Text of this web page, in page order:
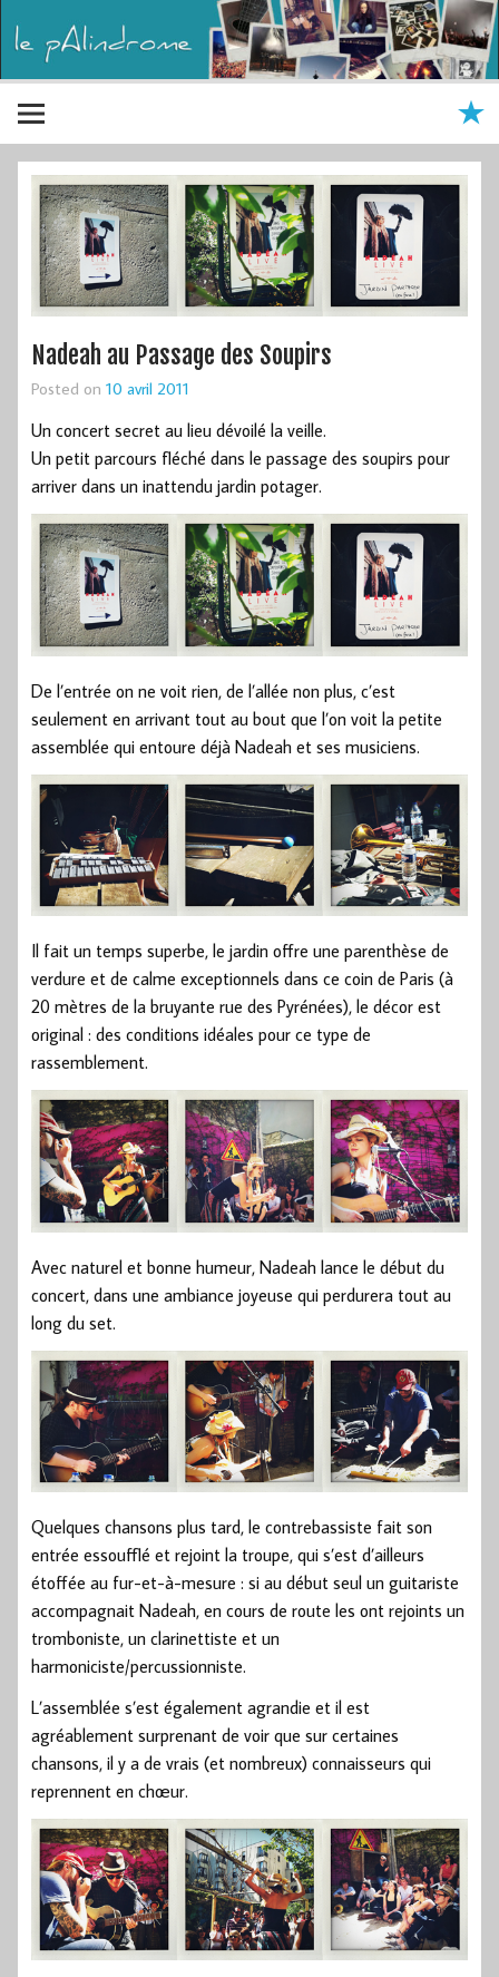
Nadeah au Passage des Soupirs
Posted on 10 avril 2011
Un concert secret au lieu dévoilé la veille.
Un petit parcours fléché dans le passage des soupirs pour
arriver dans un inattendu jardin potager.
De l’entrée on ne voit rien, de l’allée non plus, c’est
seulement en arrivant tout au bout que l’on voit la petite
assemblée qui entoure déjà Nadeah et ses musiciens.
Il fait un temps superbe, le jardin offre une parenthèse de
verdure et de calme exceptionnels dans ce coin de Paris (à
20 mètres de la bruyante rue des Pyrénées), le décor est
original : des conditions idéales pour ce type de
rassemblement.
Avec naturel et bonne humeur, Nadeah lance le début du
concert, dans une ambiance joyeuse qui perdurera tout au
long du set.
Quelques chansons plus tard, le contrebassiste fait son
entrée essoufflé et rejoint la troupe, qui s’est d’ailleurs
étoffée au fur-et-à-mesure : si au début seul un guitariste
accompagnait Nadeah, en cours de route les ont rejoints un
tromboniste, un clarinettiste et un
harmoniciste/percussionniste.
L’assemblée s’est également agrandie et il est
agréablement surprenant de voir que sur certaines
chansons, il y a de vrais (et nombreux) connaisseurs qui
reprennent en chœur.